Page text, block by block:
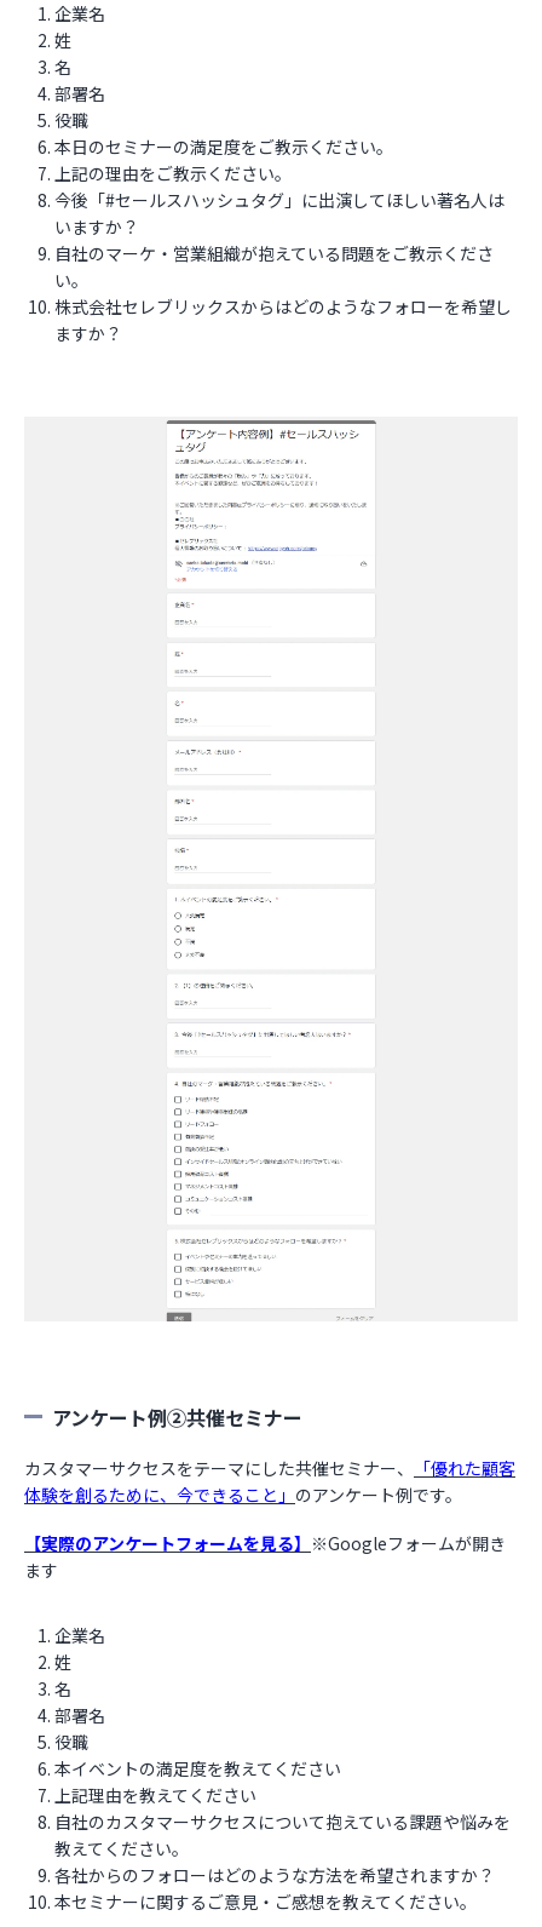
企業名
姓
名
部署名
役職
本日のセミナーの満足度をご教示ください。
上記の理由をご教示ください。
今後「#セールスハッシュタグ」に出演してほしい著名人は
いますか？
自社のマーケ・営業組織が抱えている問題をご教示くださ
い。
株式会社セレブリックスからはどのようなフォローを希望し
ますか？
アンケート例②共催セミナー
カスタマーサクセスをテーマにした共催セミナー、
「優れた顧客
体験を創るために、今できること」 のアンケート例です。
【実際のアンケートフォームを見る】 ※Googleフォームが開き
ます
企業名
姓
名
部署名
役職
本イベントの満足度を教えてください
上記理由を教えてください
自社のカスタマーサクセスについて抱えている課題や悩みを
教えてください。
各社からのフォローはどのような方法を希望されますか？
本セミナーに関するご意見・ご感想を教えてください。